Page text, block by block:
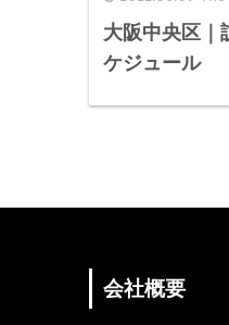
大阪中央区｜
ケジュール
会社概要